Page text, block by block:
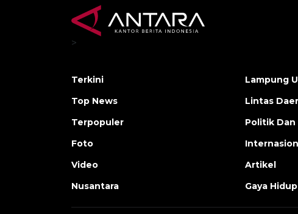
>
Terkini
Top News
Terpopuler
Foto
Video
Nusantara
Lampung
Lintas
Politik Dan
Artikel
Gaya Hidup